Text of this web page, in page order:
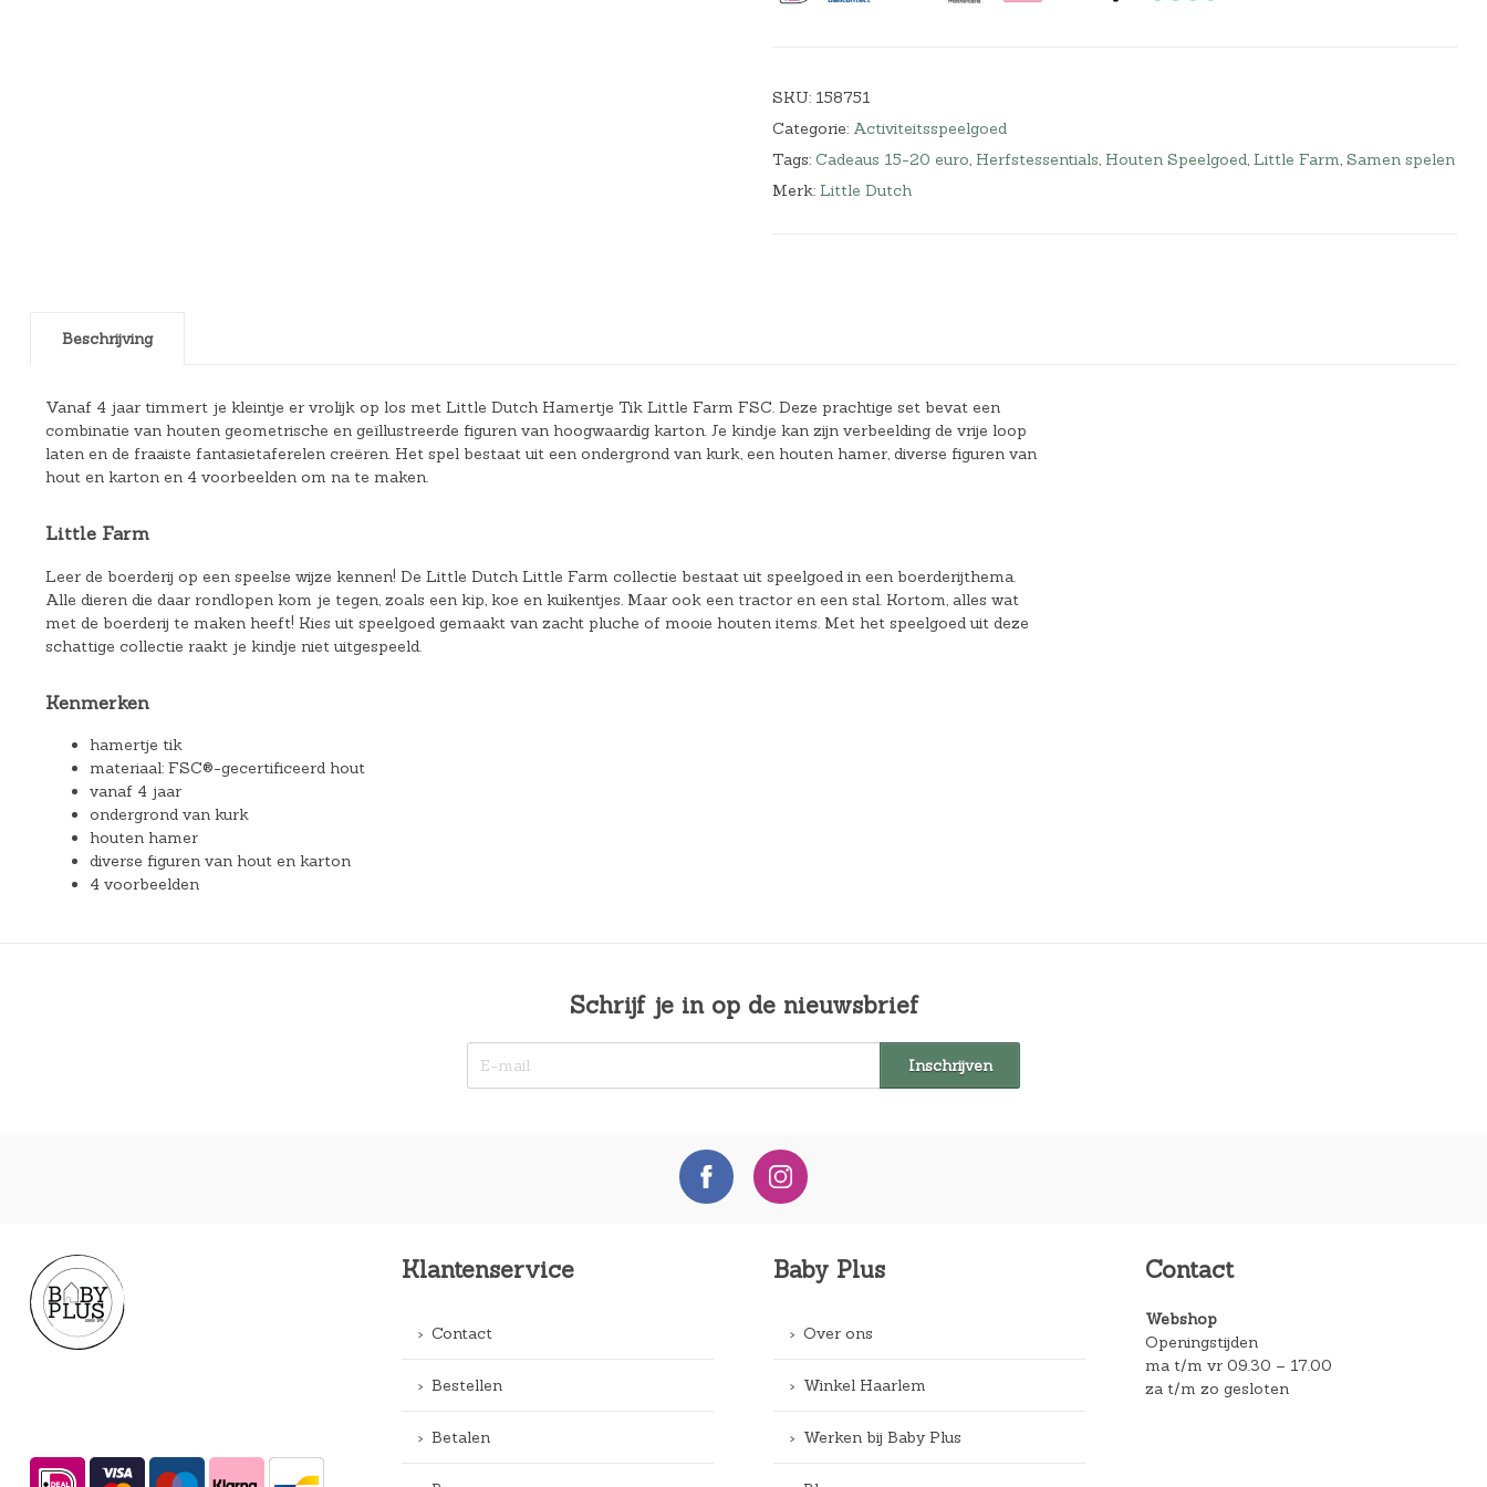
SKU: 158751
Categorie: Activiteitsspeelgoed
Tags: Cadeaus 15-20 euro, Herfstessentials, Houten Speelgoed, Little Farm, Samen spelen
Merk: Little Dutch
Beschrijving
Vanaf 4 jaar timmert je kleintje er vrolijk op los met Little Dutch Hamertje Tik Little Farm FSC. Deze prachtige set bevat een
combinatie van houten geometrische en geïllustreerde figuren van hoogwaardig karton. Je kindje kan zijn verbeelding de vrije loop
laten en de fraaiste fantasietaferelen creëren. Het spel bestaat uit een ondergrond van kurk, een houten hamer, diverse figuren van
hout en karton en 4 voorbeelden om na te maken.
Little Farm
Leer de boerderij op een speelse wijze kennen! De Little Dutch Little Farm collectie bestaat uit speelgoed in een boerderijthema.
Alle dieren die daar rondlopen kom je tegen, zoals een kip, koe en kuikentjes. Maar ook een tractor en een stal. Kortom, alles wat
met de boerderij te maken heeft! Kies uit speelgoed gemaakt van zacht pluche of mooie houten items. Met het speelgoed uit deze
schattige collectie raakt je kindje niet uitgespeeld.
Kenmerken
hamertje tik
materiaal: FSC®-gecertificeerd hout
vanaf 4 jaar
ondergrond van kurk
houten hamer
diverse figuren van hout en karton
4 voorbeelden
Schrijf je in op de nieuwsbrief
Klantenservice
Contact
Bestellen
Betalen
Baby Plus
Over ons
Winkel Haarlem
Werken bij Baby Plus
Contact
Webshop
Openingstijden
ma t/m vr 09.30 – 17.00
za t/m zo gesloten